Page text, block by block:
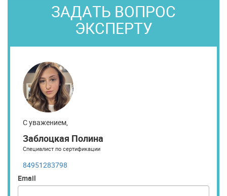
ЗАДАТЬ ВОПРОС
ЭКСПЕРТУ
С уважением,
Заблоцкая Полина
Специалист по сертификации
84951283798
Email